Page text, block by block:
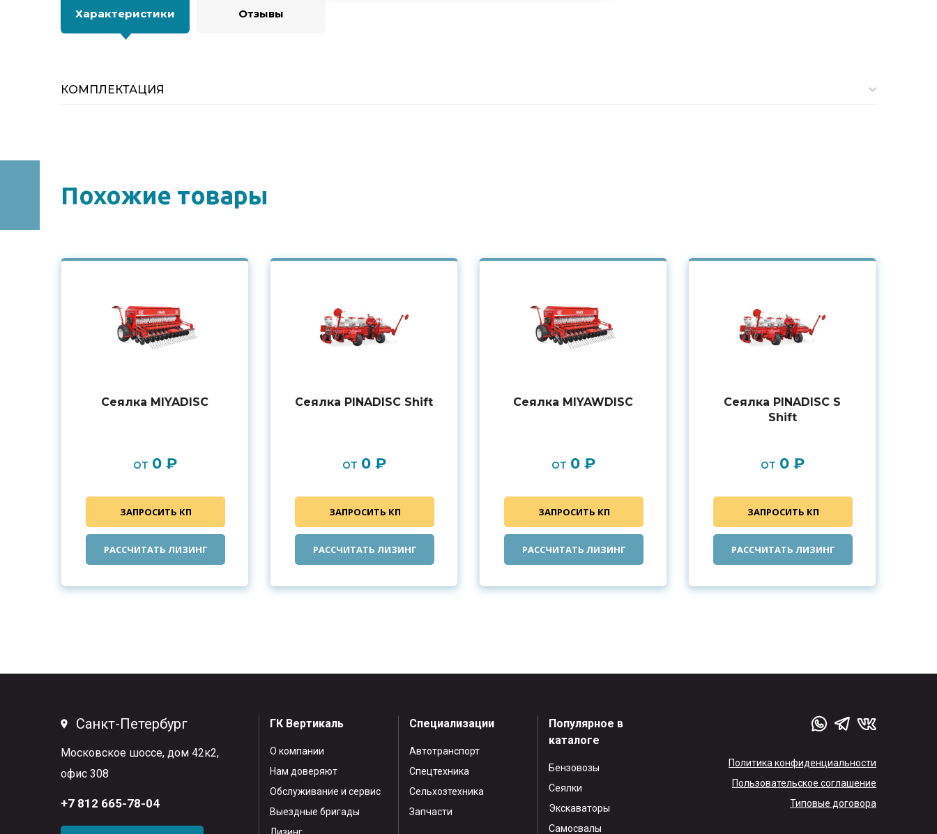
Характеристики Отзывы
КОМПЛЕКТАЦИЯ
Похожие товары
Сеялка MIYADISC
от 0 ₽
ЗАПРОСИТЬ КП
РАССЧИТАТЬ ЛИЗИНГ
Сеялка PINADISC Shift
от 0 ₽
ЗАПРОСИТЬ КП
РАССЧИТАТЬ ЛИЗИНГ
Сеялка MIYAWDISC
от 0 ₽
ЗАПРОСИТЬ КП
РАССЧИТАТЬ ЛИЗИНГ
Сеялка PINADISC S
Shift
от 0 ₽
ЗАПРОСИТЬ КП
РАССЧИТАТЬ ЛИЗИНГ
Санкт-Петербург
Московское шоссе, дом 42к2,
офис 308
+7 812 665-78-04
ГК Вертикаль
О компании
Нам доверяют
Обслуживание и сервис
Выездные бригады
Специализации
Автотранспорт
Спецтехника
Сельхозтехника
Запчасти
Популярное в
каталоге
Бензовозы
Сеялки
Экскаваторы
Самосвалы
Политика конфиденциальности
Пользовательское соглашение
Типовые договора